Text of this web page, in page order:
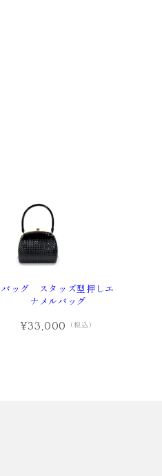
バッグ スタッズ型押しエ
ナメルバッグ
¥33,000 （税込）